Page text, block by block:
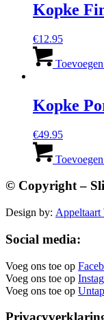
Kopke
€12.95
Kopke
€49.95
© Copyright –
Design by: Appeltaart
Social media:
Voeg ons toe op
Voeg ons toe op
Voeg ons toe op